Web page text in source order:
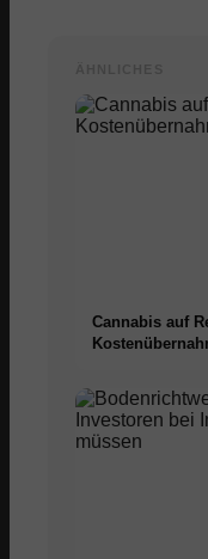
Cannabis auf